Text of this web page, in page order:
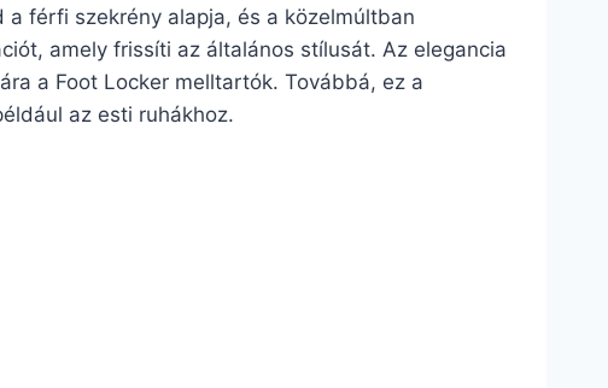
férfi szekrény alapja, és a közelmúltban
amely frissíti az általános stílusát. Az elegancia
a Foot Locker melltartók. Továbbá, ez a
az esti ruhákhoz.